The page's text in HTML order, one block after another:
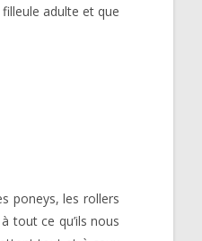
adulte et que
poneys, les rollers
tout ce qu’ils nous